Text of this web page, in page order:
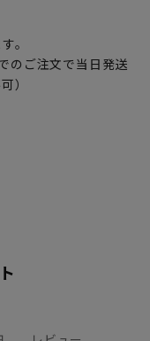
。
のご注文で当日発送
）